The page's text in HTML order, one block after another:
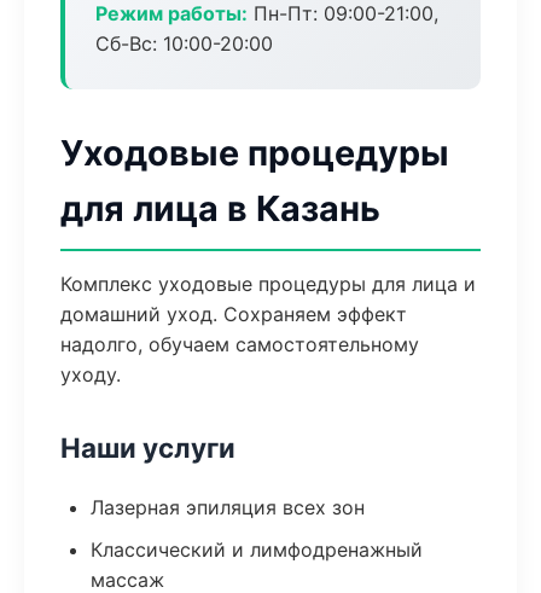
Режим работы: Пн-Пт: 09:00-21:00,
Сб-Вс: 10:00-20:00
Уходовые процедуры
для лица в Казань
Комплекс уходовые процедуры для лица и
домашний уход. Сохраняем эффект
надолго, обучаем самостоятельному
уходу.
Наши услуги
Лазерная эпиляция всех зон
Классический и лимфодренажный
массаж